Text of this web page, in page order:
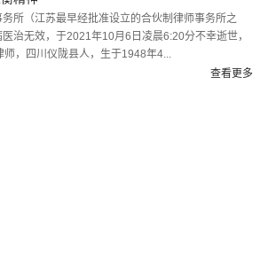
所（江苏最早经批准设立的合伙制律师事务所之
治无效，于2021年10月6日凌晨6:20分不幸逝世，
师，四川仪陇县人，生于1948年4...
查看更多